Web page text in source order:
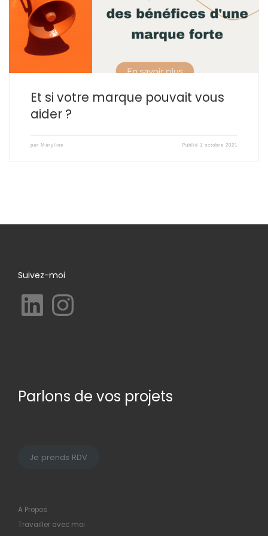
débordé c’est une question d’organisation ou de recrutement […]
Et si votre marque pouvait vous
aider ?
par Maryline Publié 1 octobre 2021
Suivez-moi
LinkedIn Instagram
Parlons de vos projets
Je prends RDV
A Propos
Travailler avec moi